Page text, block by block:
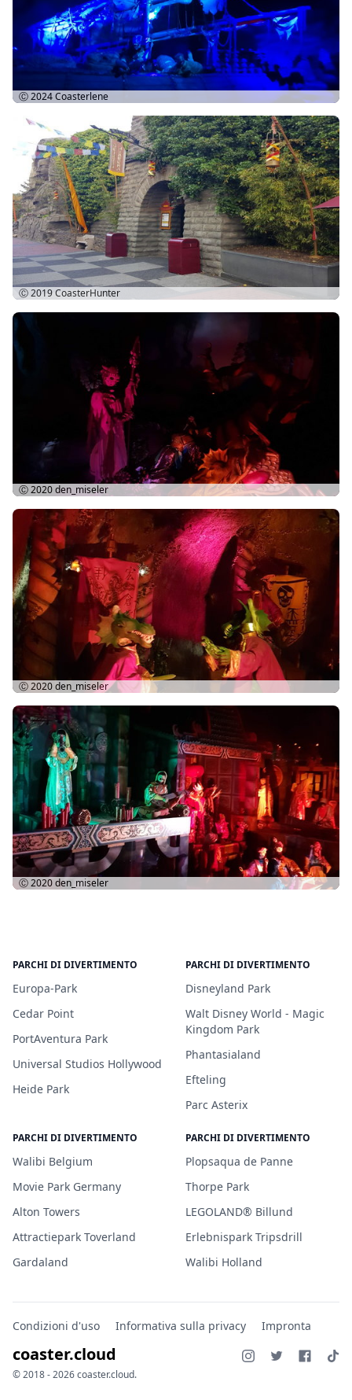
Ⓒ 2024Coasterlene
Ⓒ 2019CoasterHunter
Ⓒ 2020den_miseler
Ⓒ 2020den_miseler
Ⓒ 2020den_miseler
PARCHI DI DIVERTIMENTO
Europa-Park
Cedar Point
PortAventura Park
Universal Studios Hollywood
Heide Park
PARCHI DI DIVERTIMENTO
Disneyland Park
Walt Disney World - Magic
Kingdom Park
Phantasialand
Efteling
Parc Asterix
PARCHI DI DIVERTIMENTO
Walibi Belgium
Movie Park Germany
Alton Towers
Attractiepark Toverland
Gardaland
PARCHI DI DIVERTIMENTO
Plopsaqua de Panne
Thorpe Park
LEGOLAND® Billund
Erlebnispark Tripsdrill
Walibi Holland
Condizioni d'uso Informativa sulla privacy Impronta
coaster.cloud
© 2018 - 2026 coaster.cloud.